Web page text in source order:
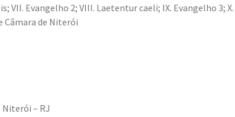
VII. Evangelho 2; VIII. Laetentur caeli; IX. Evangelho 3;
Câmara de Niterói
Niterói – RJ